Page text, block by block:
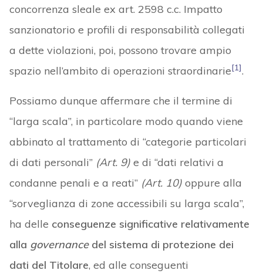
concorrenza sleale ex art. 2598 c.c. Impatto
sanzionatorio e profili di responsabilità collegati
a dette violazioni, poi, possono trovare ampio
spazio nell’ambito di operazioni straordinarie[1].
Possiamo dunque affermare che il termine di
“larga scala”, in particolare modo quando viene
abbinato al trattamento di “categorie particolari
di dati personali” (Art. 9)e di “dati relativi a
condanne penali e a reati” (Art. 10)oppure alla
“sorveglianza di zone accessibili su larga scala”,
ha delle conseguenze significative relativamente
alla governancedel sistema di protezione dei
dati del Titolare, ed alle conseguenti